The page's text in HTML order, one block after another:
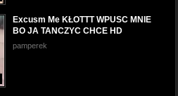
Excusm Me KŁOTTT WPUSC MNIE
BO JA TANCZYC CHCE HD
pamperek